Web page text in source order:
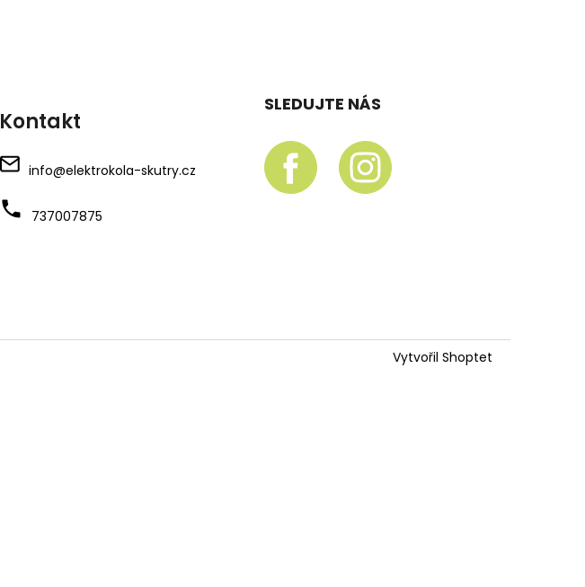
Kontakt
info@elektrokola-skutry.cz
737007875
SLEDUJTE NÁS
Vytvořil Shoptet